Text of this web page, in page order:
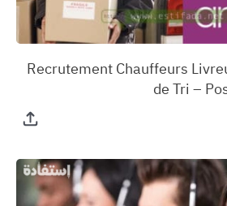
‏Recrutement Chauffeurs
de Tri –